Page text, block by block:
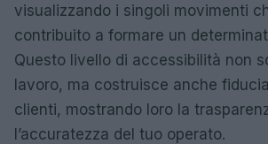
visualizzando i singoli movimenti
contribuito a formare un
Questo livello di accessibilità non
lavoro, ma costruisce anche
clienti, mostrando loro la
l’accuratezza del tuo operato.